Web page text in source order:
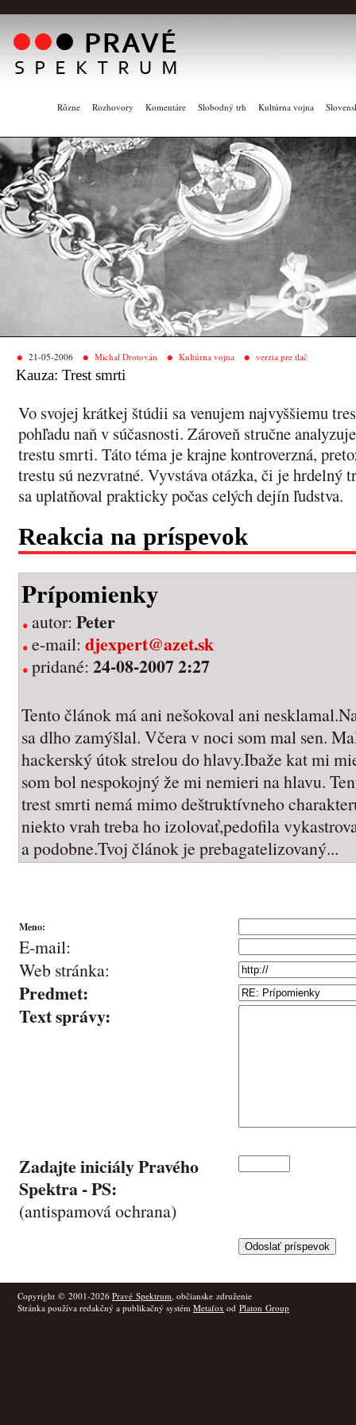
Rôzne Rozhovory Komentáre Slobodný trh Kultúrna vojna
21-05-2006 Michal Drotován Kultúrna vojna verzia pre tlač
Kauza: Trest smrti
Vo svojej krátkej štúdii sa venujem najvyššiemu
pohľadu naň v súčasnosti. Zároveň stručne
trestu smrti. Táto téma je krajne kontroverzná,
trestu sú nezvratné. Vyvstáva otázka, či je hrdelný
sa uplatňoval prakticky počas celých dejín ľudstva.
Reakcia na príspevok
Prípomienky
autor: Peter
e-mail: djexpert@azet.sk
pridané: 24-08-2007 2:27
Tento článok má ani nešokoval ani
sa dlho zamýšlal. Včera v noci som mal sen.
hackerský útok strelou do hlavy.Ibaže kat mi
som bol nespokojný že mi nemieri na hlavu.
trest smrti nemá mimo deštruktívneho
niekto vrah treba ho izolovať,pedofila
a podobne.Tvoj článok je prebagatelizovaný...
Meno:
E-mail:
Web stránka:
Predmet:
Text správy:
Zadajte iniciály Pravého
Spektra -PS:
(antispamová ochrana)
Copyright © 2001-2026 Pravé Spektrum, občianske združenie
Stránka používa redakčný a publikačný systém Metafox od Platon Group